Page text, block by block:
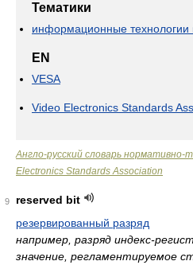
Тематики
информационные технологии
EN
VESA
Video Electronics Standards
Англо-русский словарь нормативно-
Electronics Standards Association
9
reserved bit
резервированный разряд
например, разряд индекс-
значение, регламентируемое